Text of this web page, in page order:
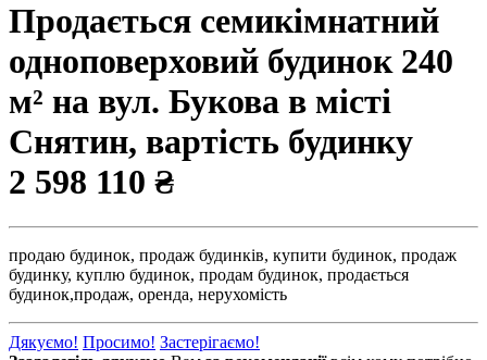
Продається семикімнатний
одноповерховий будинок 240
м² на вул. Букова в місті
Снятин, вартість будинку
2 598 110 ₴
продаю будинок, продаж будинків, купити будинок, продаж
будинку, куплю будинок, продам будинок, продається
будинок,продаж, оренда, нерухомість
Дякуємо! Просимо! Застерігаємо!